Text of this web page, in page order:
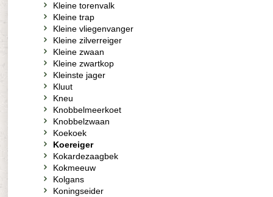
Kleine torenvalk
Kleine trap
Kleine vliegenvanger
Kleine zilverreiger
Kleine zwaan
Kleine zwartkop
Kleinste jager
Kluut
Kneu
Knobbelmeerkoet
Knobbelzwaan
Koekoek
Koereiger
Kokardezaagbek
Kokmeeuw
Kolgans
Koningseider